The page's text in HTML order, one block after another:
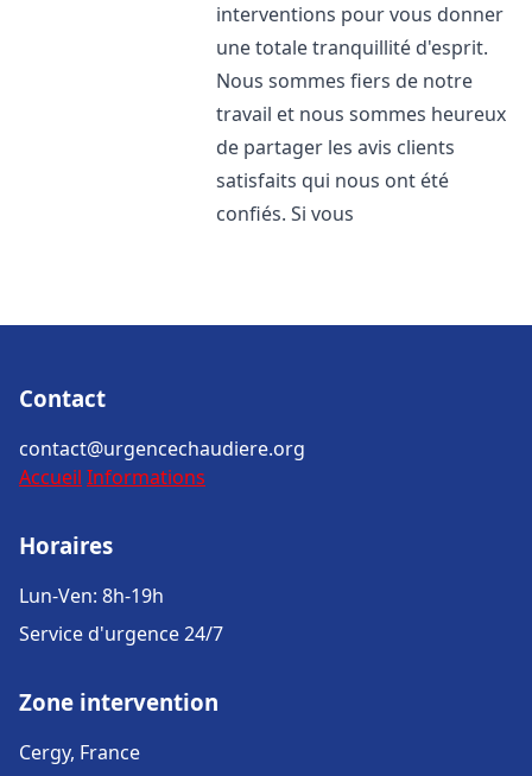
interventions pour vous donner
une totale tranquillité d'esprit.
Nous sommes fiers de notre
travail et nous sommes heureux
de partager les avis clients
satisfaits qui nous ont été
confiés. Si vous
Contact
contact@urgencechaudiere.org
Accueil Informations
Horaires
Lun-Ven: 8h-19h
Service d'urgence 24/7
Zone intervention
Cergy, France